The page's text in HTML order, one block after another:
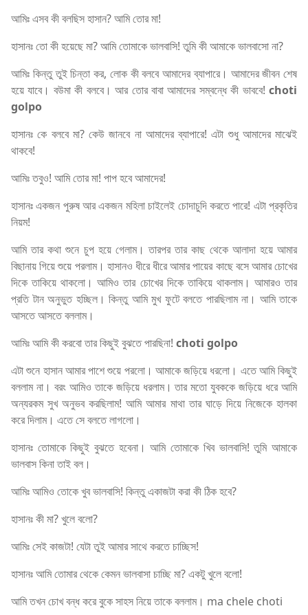
আমিঃ এসব কী বলছিস হাসান? আমি তোর মা!
হাসানঃ তো কী হয়েছে মা? আমি তোমাকে ভালবাসি! তুমি কী আমাকে ভালবাসো না?
আমিঃ কিন্তু তুই চিন্তা কর, লোক কী বলবে আমাদের ব্যাপারে। আমাদের জীবন শেষ
হয়ে যাবে। বউমা কী বলবে। আর তোর বাবা আমাদের সম্বন্ধে কী ভাববে! choti
golpo
হাসানঃ কে বলবে মা? কেউ জানবে না আমাদের ব্যাপারে! এটা শুধু আমাদের মাঝেই
থাকবে!
আমিঃ তবুও! আমি তোর মা! পাপ হবে আমাদের!
হাসানঃ একজন পুরুষ আর একজন মহিলা চাইলেই চোদাচুদি করতে পারে! এটা প্রকৃতির
নিয়ম!
আমি তার কথা শুনে চুপ হয়ে গেলাম। তারপর তার কাছ থেকে আলাদা হয়ে আমার
বিছানায় গিয়ে শুয়ে পরলাম। হাসানও ধীরে ধীরে আমার পায়ের কাছে বসে আমার চোখের
দিকে তাকিয়ে থাকলো। আমিও তার চোখের দিকে তাকিয়ে থাকলাম। আমারও তার
প্রতি টান অনুভুত হচ্ছিল। কিন্তু আমি মুখ ফুটে বলতে পারছিলাম না। আমি তাকে
আসতে আসতে বললাম।
আমিঃ আমি কী করবো তার কিছুই বুঝতে পারছিনা! choti golpo
এটা শুনে হাসান আমার পাশে শুয়ে পরলো। আমাকে জড়িয়ে ধরলো। এতে আমি কিছুই
বললাম না। বরং আমিও তাকে জড়িয়ে ধরলাম। তার মতো যুবককে জড়িয়ে ধরে আমি
অন্যরকম সুখ অনুভব করছিলাম! আমি আমার মাথা তার ঘাড়ে দিয়ে নিজেকে হালকা
করে দিলাম। এতে সে বলতে লাগলো।
হাসানঃ তোমাকে কিছুই বুঝতে হবেনা। আমি তোমাকে খিব ভালবাসি! তুমি আমাকে
ভালবাস কিনা তাই বল।
আমিঃ আমিও তোকে খুব ভালবাসি! কিন্তু একাজটা করা কী ঠিক হবে?
হাসানঃ কী মা? খুলে বলো?
আমিঃ সেই কাজটা! যেটা তুই আমার সাথে করতে চাচ্ছিস!
হাসানঃ আমি তোমার থেকে কেমন ভালবাসা চাচ্ছি মা? একটু খুলে বলো!
আমি তখন চোখ বন্ধ করে বুকে সাহস নিয়ে তাকে বললাম। ma chele choti